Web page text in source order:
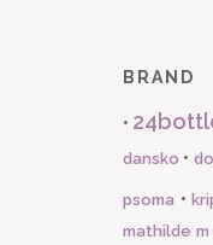
BRAND
•
dansko •
psoma •
mathilde m